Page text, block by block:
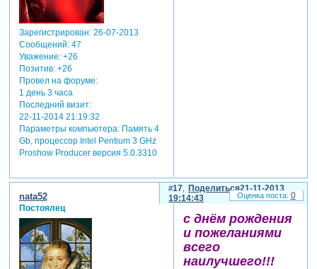
Зарегистрирован: 26-07-2013
Сообщений:47
Уважение: +26
Позитив: +26
Провел на форуме:
1 день 3 часа
Последний визит:
22-11-2014 21:19:32
Параметры компьютера:Память 4
Gb, процессор Intel Pentium 3 GHz
Proshow Producer версия 5.0.3310
Поделиться
17
21-11-2013
19:14:43
nata52
Постоялец
с днём рождения
и пожеланиями
всего
наилучшего!!!
0